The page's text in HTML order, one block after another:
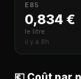
E85
0,834 €
le litre
il y a 8h